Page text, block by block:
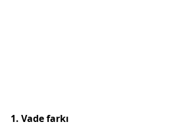
1. Vade farkı